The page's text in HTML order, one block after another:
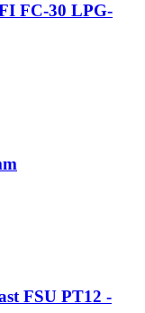
FC-30 LPG-
FSU PT12 -